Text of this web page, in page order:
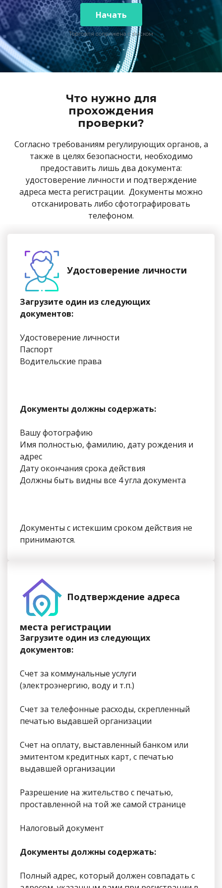
Биржевые фонды (ETF)
Открытость и безопасность
Международные награды
Юридические документы
Часто задаваемые вопросы
Связаться с нами
عربى
English
Русский
Español
ไทย
日本語 Открыть реальный счет
Торговать на демо-счете
Trading is Risky.
Начать
Торговля сопряжена с риском
Что нужно для
прохождения
проверки?
Согласно требованиям регулирующих органов, а
также в целях безопасности, необходимо
предоставить лишь два документа:
удостоверение личности и подтверждение
адреса места регистрации. Документы можно
отсканировать либо сфотографировать
телефоном.
Удостоверение личности
Загрузите один из следующих
документов:
Удостоверение личности
Паспорт
Водительские права
Документы должны содержать:
Вашу фотографию
Имя полностью, фамилию, дату рождения и
адрес
Дату окончания срока действия
Должны быть видны все 4 угла документа
Документы с истекшим сроком действия не
принимаются.
Подтверждение адреса
места регистрации
Загрузите один из следующих
документов:
Счет за коммунальные услуги
(электроэнергию, воду и т.п.)
Счет за телефонные расходы, скрепленный
печатью выдавшей организации
Счет на оплату, выставленный банком или
эмитентом кредитных карт, с печатью
выдавшей организации
Разрешение на жительство с печатью,
проставленной на той же самой странице
Налоговый документ
Документы должны содержать:
Полный адрес, который должен совпадать с